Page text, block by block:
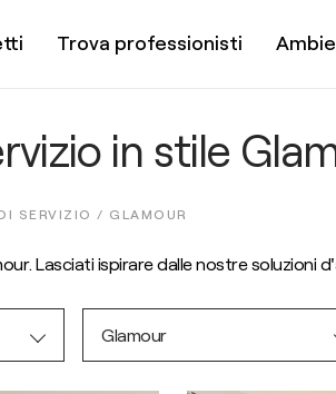
Trova professionisti
in stile
SERVIZIO / GLAMOUR
Lasciati ispirare dalle nostre
Glamour